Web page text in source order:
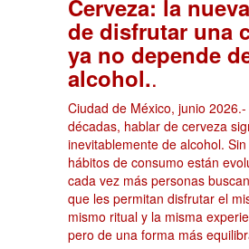
Cerveza: la
de disfrutar una
ya no depende
alcohol..
Ciudad de México, junio
décadas, hablar de cerveza
inevitablemente de alcohol.
hábitos de consumo están
cada vez más personas
que les permitan disfrutar el
mismo ritual y la misma
pero de una forma más